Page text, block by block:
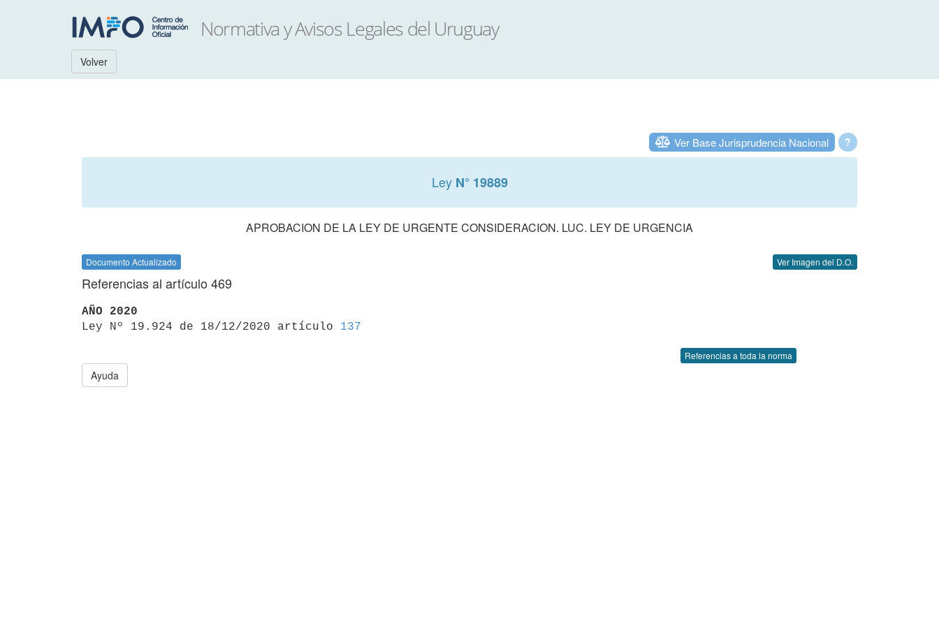
Volver
?
Ver Base Jurisprudencia Nacional
Ley N° 19889
APROBACION DE LA LEY DE URGENTE CONSIDERACION. LUC. LEY DE URGENCIA
Documento Actualizado Ver Imagen del D.O.
Referencias al artículo 469
AÑO 2020
Ley Nº 19.924 de 18/12/2020 artículo 137
Referencias a toda la norma
Ayuda